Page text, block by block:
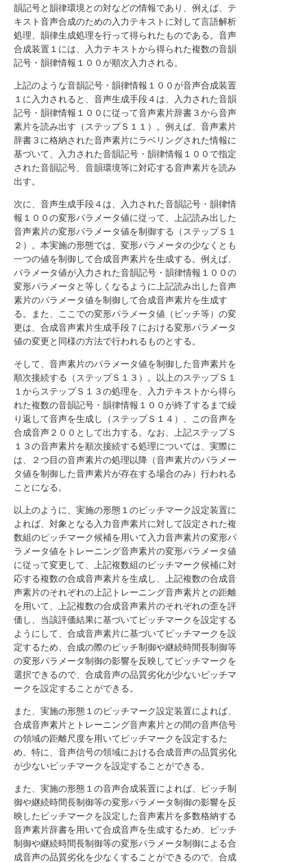
韻記号と韻律環境との対などの情報であり、例えば、テ
キスト音声合成のための入力テキストに対して言語解析
処理、韻律生成処理を行って得られたものである。音声
合成装置１には、入力テキストから得られた複数の音韻
記号・韻律情報１００が順次入力される。
上記のような音韻記号・韻律情報１００が音声合成装置
１に入力されると、音声生成手段４は、入力された音韻
記号・韻律情報１００に従って音声素片辞書３から音声
素片を読み出す（ステップＳ１１）。例えば、音声素片
辞書３に格納された音声素片にラベリングされた情報に
基づいて、入力された音韻記号・韻律情報１００で指定
された音韻記号、音韻環境等に対応する音声素片を読み
出す。
次に、音声生成手段４は、入力された音韻記号・韻律情
報１００の変形パラメータ値に従って、上記読み出した
音声素片の変形パラメータ値を制御する（ステップＳ１
２）。本実施の形態では、変形パラメータの少なくとも
一つの値を制御して合成音声素片を生成する。例えば、
パラメータ値が入力された音韻記号・韻律情報１００の
変形パラメータと等しくなるように上記読み出した音声
素片のパラメータ値を制御して合成音声素片を生成す
る。また、ここでの変形パラメータ値（ピッチ等）の変
更は、合成音声素片生成手段７における変形パラメータ
値の変更と同様の方法で行われるものとする。
そして、音声素片のパラメータ値を制御した音声素片を
順次接続する（ステップＳ１３）。以上のステップＳ１
１からステップＳ１３の処理を、入力テキストから得ら
れた複数の音韻記号・韻律情報１００が終了するまで繰
り返して音声を生成し（ステップＳ１４）、この音声を
合成音声２００として出力する。なお、上記ステップＳ
１３の音声素片を順次接続する処理については、実際に
は、２つ目の音声素片の処理以降（音声素片のパラメー
タ値を制御した音声素片が存在する場合のみ）行われる
ことになる。
以上のように、実施の形態１のピッチマーク設定装置に
よれば、対象となる入力音声素片に対して設定された複
数組のピッチマーク候補を用いて入力音声素片の変形パ
ラメータ値をトレーニング音声素片の変形パラメータ値
に従って変更して、上記複数組のピッチマーク候補に対
応する複数の合成音声素片を生成し、上記複数の合成音
声素片のそれぞれの上記トレーニング音声素片との距離
を用いて、上記複数の合成音声素片のそれぞれの歪を評
価し、当該評価結果に基づいてピッチマークを設定する
ようにして、合成音声素片に基づいてピッチマークを設
定するため、合成の際のピッチ制御や継続時間長制御等
の変形パラメータ制御の影響を反映してピッチマークを
選択できるので、合成音声の品質劣化が少ないピッチマ
ークを設定することができる。
また、実施の形態１のピッチマーク設定装置によれば、
合成音声素片とトレーニング音声素片との間の音声信号
の領域の距離尺度を用いてピッチマークを設定するた
め、特に、音声信号の領域における合成音声の品質劣化
が少ないピッチマークを設定することができる。
また、実施の形態１の音声合成装置によれば、ピッチ制
御や継続時間長制御等の変形パラメータ制御の影響を反
映したピッチマークを設定した音声素片を多数格納する
音声素片辞書を用いて合成音声を生成するため、ピッチ
制御や継続時間長制御等の変形パラメータ制御による合
成音声の品質劣化を少なくすることができるので、合成